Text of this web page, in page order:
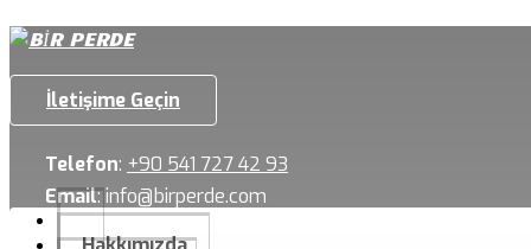
İletişime Geçin
Telefon: +90 541 727 42 93
Email:info@birperde.com